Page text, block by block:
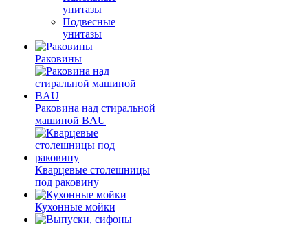
унитазы
Подвесные
унитазы
Раковины
Раковина над стиральной
машиной BAU
Кварцевые столешницы
под раковину
Кухонные мойки